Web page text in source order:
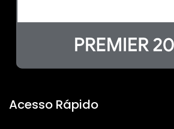
Acesso Rápido